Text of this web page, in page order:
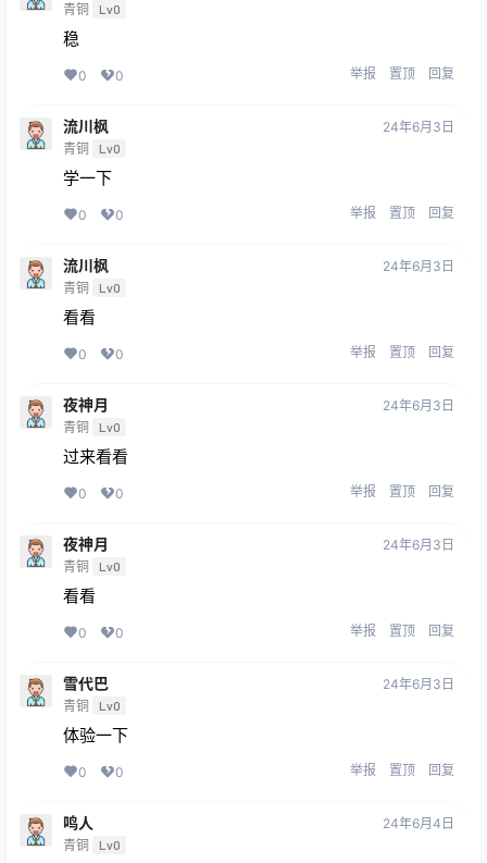
青铜 Lv0
稳
0 0 举报 置顶 回复
流川枫
青铜 Lv0
24年6月3日
学一下
0 0 举报 置顶 回复
流川枫
青铜 Lv0
24年6月3日
看看
0 0 举报 置顶 回复
夜神月
青铜 Lv0
24年6月3日
过来看看
0 0 举报 置顶 回复
夜神月
青铜 Lv0
24年6月3日
看看
0 0 举报 置顶 回复
雪代巴
青铜 Lv0
24年6月3日
体验一下
0 0 举报 置顶 回复
鸣人
青铜 Lv0
24年6月4日